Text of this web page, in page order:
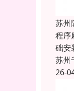
苏州
程序
础安
苏州
26-